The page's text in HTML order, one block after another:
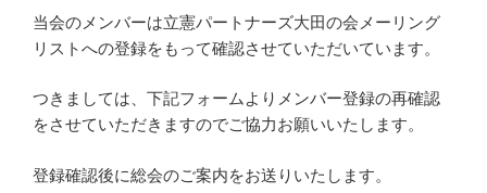
当会のメンバーは立憲パートナーズ大田の会メーリング
リストへの登録をもって確認させていただいています。
つきましては、下記フォームよりメンバー登録の再確認
をさせていただきますのでご協力お願いいたします。
登録確認後に総会のご案内をお送りいたします。